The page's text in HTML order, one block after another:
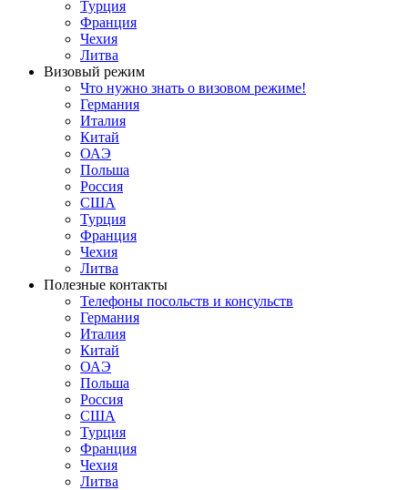
Турция
Франция
Чехия
Литва
Визовый режим
Что нужно знать о визовом режиме!
Германия
Италия
Китай
ОАЭ
Польша
Россия
США
Турция
Франция
Чехия
Литва
Полезные контакты
Телефоны посольств и консульств
Германия
Италия
Китай
ОАЭ
Польша
Россия
США
Турция
Франция
Чехия
Литва